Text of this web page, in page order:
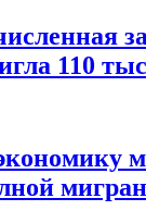
110